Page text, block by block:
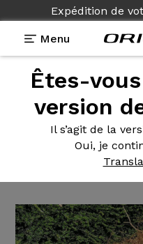
Expédition de
Menu
Êtes-
version
Il s’agit de la
Oui, je
Témoignages>Graxx -
Graxx -
2x11v -